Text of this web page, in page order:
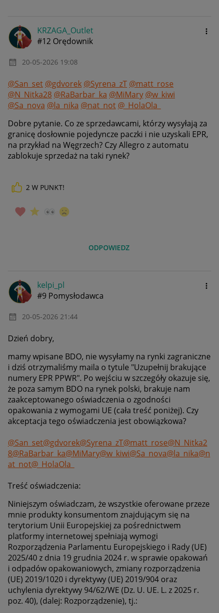
KRZAGA_Outlet
#12 Orędownik
‎20-05-2026 19:08
@San_set @gdvorek @Syrena_zT @matt_rose
@N_Nitka28 @RaBarbar_ka @MiMary @w_kiwi
@Sa_nova @la_nika @nat_not @_HolaOla_
Dobre pytanie. Co ze sprzedawcami, którzy wysyłają za
granicę dosłownie pojedyncze paczki i nie uzyskali EPR,
na przykład na Węgrzech? Czy Allegro z automatu
zablokuje sprzedaż na taki rynek?
2 W PUNKT!
ODPOWIEDZ
kelpi_pl
#9 Pomysłodawca
‎20-05-2026 21:44
Dzień dobry,
mamy wpisane BDO, nie wysyłamy na rynki zagraniczne
i dziś otrzymaliśmy maila o tytule "Uzupełnij brakujące
numery EPR PPWR". Po wejściu w szczegóły okazuje się,
że poza samym BDO na rynek polski, brakuje nam
zaakceptowanego oświadczenia o zgodności
opakowania z wymogami UE (cała treść poniżej). Czy
akceptacja tego oświadczenia jest obowiązkowa?
@San_set@gdvorek@Syrena_zT@matt_rose@N_Nitka2
8@RaBarbar_ka@MiMary@w_kiwi@Sa_nova@la_nika@n
at_not@_HolaOla_
Treść oświadczenia:
Niniejszym oświadczam, że wszystkie oferowane przeze
mnie produkty konsumentom znajdującym się na
terytorium Unii Europejskiej za pośrednictwem
platformy internetowej spełniają wymogi
Rozporządzenia Parlamentu Europejskiego i Rady (UE)
2025/40 z dnia 19 grudnia 2024 r. w sprawie opakowań
i odpadów opakowaniowych, zmiany rozporządzenia
(UE) 2019/1020 i dyrektywy (UE) 2019/904 oraz
uchylenia dyrektywy 94/62/WE (Dz. U. UE. L. z 2025 r.
poz. 40), (dalej: Rozporządzenie), tj.: